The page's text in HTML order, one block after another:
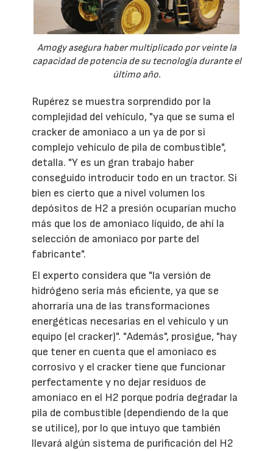
Amogy asegura haber multiplicado por veinte la
capacidad de potencia de su tecnología durante el
último año.
Rupérez se muestra sorprendido por la
complejidad del vehículo, "ya que se suma el
cracker de amoniaco a un ya de por si
complejo vehículo de pila de combustible",
detalla. "Y es un gran trabajo haber
conseguido introducir todo en un tractor. Si
bien es cierto que a nivel volumen los
depósitos de H2 a presión ocuparían mucho
más que los de amoniaco líquido, de ahí la
selección de amoniaco por parte del
fabricante".
El experto considera que "la versión de
hidrógeno sería más eficiente, ya que se
ahorraría una de las transformaciones
energéticas necesarias en el vehículo y un
equipo (el cracker)". "Además", prosigue, "hay
que tener en cuenta que el amoniaco es
corrosivo y el cracker tiene que funcionar
perfectamente y no dejar residuos de
amoniaco en el H2 porque podría degradar la
pila de combustible (dependiendo de la que
se utilice), por lo que intuyo que también
llevará algún sistema de purificación del H2